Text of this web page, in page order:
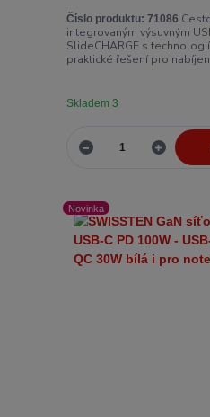
Číslo produktu: 71086
integrovaným výsuvným
SlideCHARGE s
praktické řešení pro
Skladem 3
Novinka